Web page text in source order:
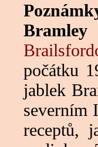
Bramley
počátku
jablek
severním
receptů,